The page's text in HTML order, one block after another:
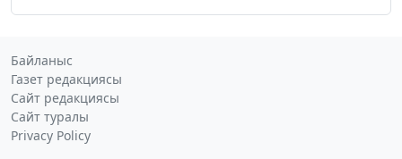
Байланыс
Газет редакциясы
Сайт редакциясы
Сайт туралы
Privacy Policy